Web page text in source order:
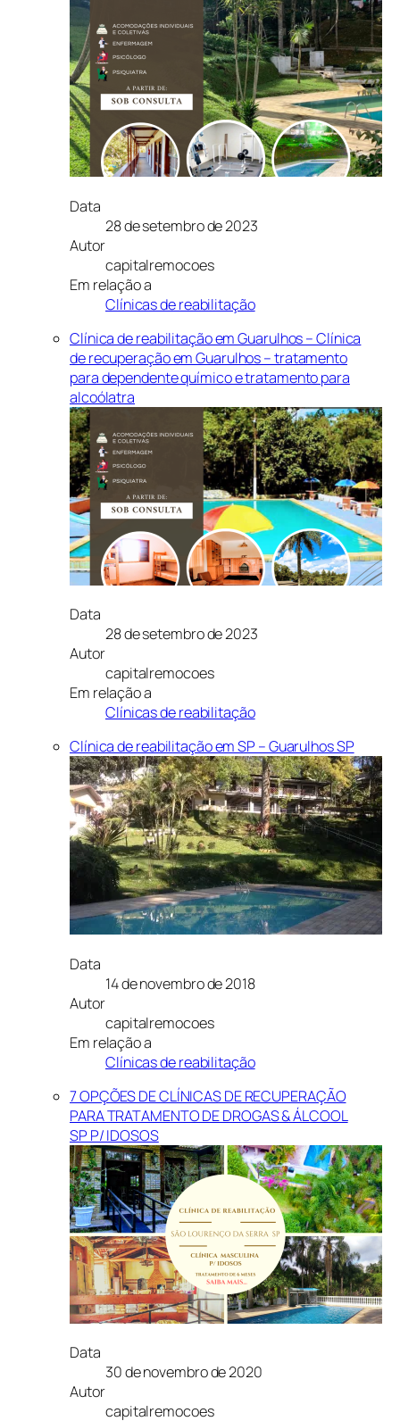
Data
28 de setembro de 2023
Autor
capitalremocoes
Em relação a
Clínicas de reabilitação
Clínica de reabilitação em Guarulhos – Clínica
de recuperação em Guarulhos – tratamento
para dependente químico e tratamento para
alcoólatra
Data
28 de setembro de 2023
Autor
capitalremocoes
Em relação a
Clínicas de reabilitação
Clínica de reabilitação em SP – Guarulhos SP
Data
14 de novembro de 2018
Autor
capitalremocoes
Em relação a
Clínicas de reabilitação
7 OPÇÕES DE CLÍNICAS DE RECUPERAÇÃO
PARA TRATAMENTO DE DROGAS & ÁLCOOL
SP P/ IDOSOS
Data
30 de novembro de 2020
Autor
capitalremocoes